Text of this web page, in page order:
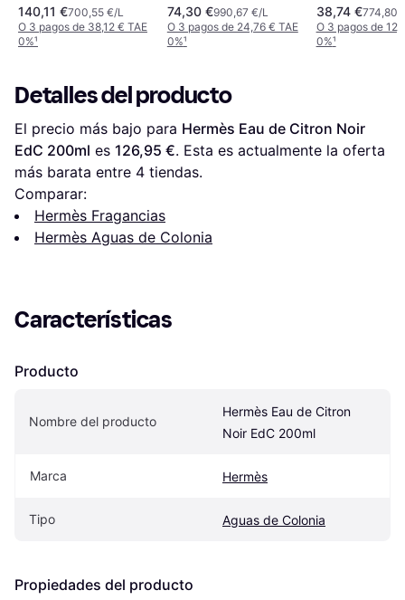
140,11 €700,55 €/L
O 3 pagos de 38,12 € TAE
0%¹
74,30 €990,67 €/L
O 3 pagos de 24,76 € TAE
0%¹
38,74 €774,80
O 3 pagos de
0%¹
Detalles del producto
El precio más bajo para Hermès Eau de Citron Noir
EdC 200ml es 126,95 €. Esta es actualmente la oferta
más barata entre 4 tiendas.
Comparar:
Hermès Fragancias
Hermès Aguas de Colonia
Características
Producto
Nombre del producto
Hermès Eau de Citron
Noir EdC 200ml
Marca Hermès
Tipo Aguas de Colonia
Propiedades del producto